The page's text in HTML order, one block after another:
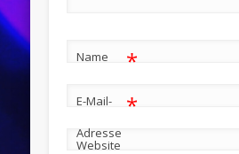
Name *
E-Mail-
Adresse
*
Website